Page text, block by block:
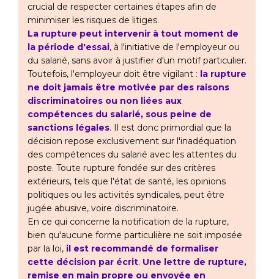
crucial de respecter certaines étapes afin de
minimiser les risques de litiges.
La rupture peut intervenir à tout moment de
la période d'essai, à l'initiative de l'employeur ou
du salarié, sans avoir à justifier d'un motif particulier.
Toutefois, l'employeur doit être vigilant : la rupture
ne doit jamais être motivée par des raisons
discriminatoires ou non liées aux
compétences du salarié, sous peine de
sanctions légales. Il est donc primordial que la
décision repose exclusivement sur l'inadéquation
des compétences du salarié avec les attentes du
poste. Toute rupture fondée sur des critères
extérieurs, tels que l'état de santé, les opinions
politiques ou les activités syndicales, peut être
jugée abusive, voire discriminatoire.
En ce qui concerne la notification de la rupture,
bien qu'aucune forme particulière ne soit imposée
par la loi, il est recommandé de formaliser
cette décision par écrit. Une lettre de rupture,
remise en main propre ou envoyée en